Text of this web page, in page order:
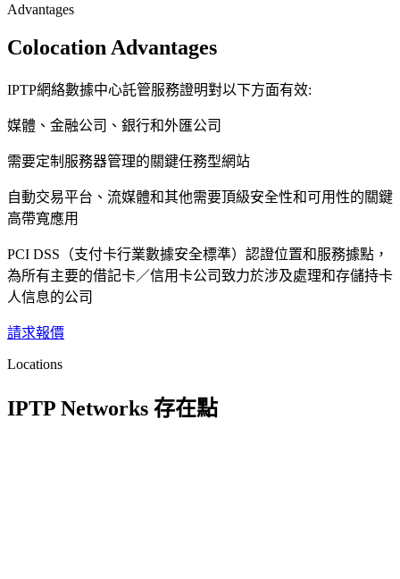
Advantages
Colocation Advantages
IPTP網絡數據中心託管服務證明對以下方面有效:
媒體、金融公司、銀行和外匯公司
需要定制服務器管理的關鍵任務型網站
自動交易平台、流媒體和其他需要頂級安全性和可用性的關鍵
高帶寬應用
PCI DSS（支付卡行業數據安全標準）認證位置和服務據點，
為所有主要的借記卡／信用卡公司致力於涉及處理和存儲持卡
人信息的公司
請求報價
Locations
IPTP Networks 存在點